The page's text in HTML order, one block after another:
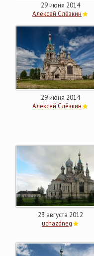
29 июня 2014
Алексей Слёзкин
29 июня 2014
Алексей Слёзкин
23 августа 2012
uchazdneg